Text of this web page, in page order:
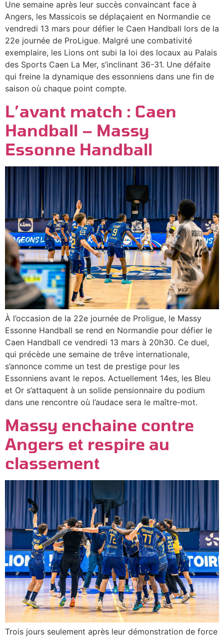
Une semaine après leur succès convaincant face à
Angers, les Massicois se déplaçaient en Normandie ce
vendredi 13 mars pour défier le Caen Handball lors de la
22e journée de ProLigue. Malgré une combativité
exemplaire, les Lions ont subi la loi des locaux au Palais
des Sports Caen La Mer, s’inclinant 36-31. Une défaite
qui freine la dynamique des essonniens dans une fin de
saison où chaque point compte.
L’avant match : Caen
Handball – Massy
Essonne Handball
À l’occasion de la 22e journée de Proligue, le Massy
Essonne Handball se rend en Normandie pour défier le
Caen Handball ce vendredi 13 mars à 20h30. Ce duel,
qui précède une semaine de trêve internationale,
s’annonce comme un test de prestige pour les
Essonniens avant le repos. Actuellement 14es, les Bleu
et Or s’attaquent à un solide pensionnaire du podium
dans une rencontre où l’audace sera le maître-mot.
Massy enchaine contre
Angers et respire au
classement
Trois jours seulement après leur démonstration de force